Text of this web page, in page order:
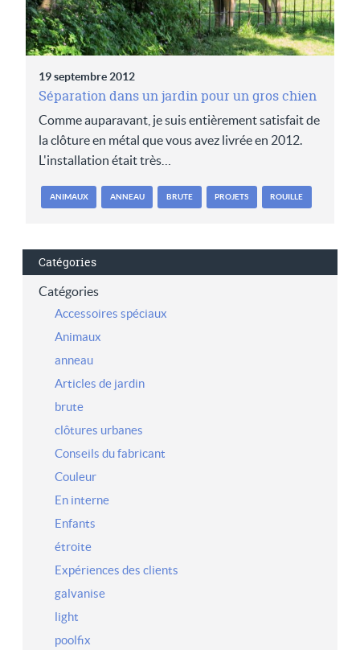
19 septembre 2012
Séparation dans un jardin pour un gros chien
Comme auparavant, je suis entièrement satisfait de
la clôture en métal que vous avez livrée en 2012.
L'installation était très…
ANIMAUX ANNEAU BRUTE PROJETS ROUILLE
Catégories
Catégories
Accessoires spéciaux
Animaux
anneau
Articles de jardin
brute
clôtures urbanes
Conseils du fabricant
Couleur
En interne
Enfants
étroite
Expériences des clients
galvanise
light
poolfix